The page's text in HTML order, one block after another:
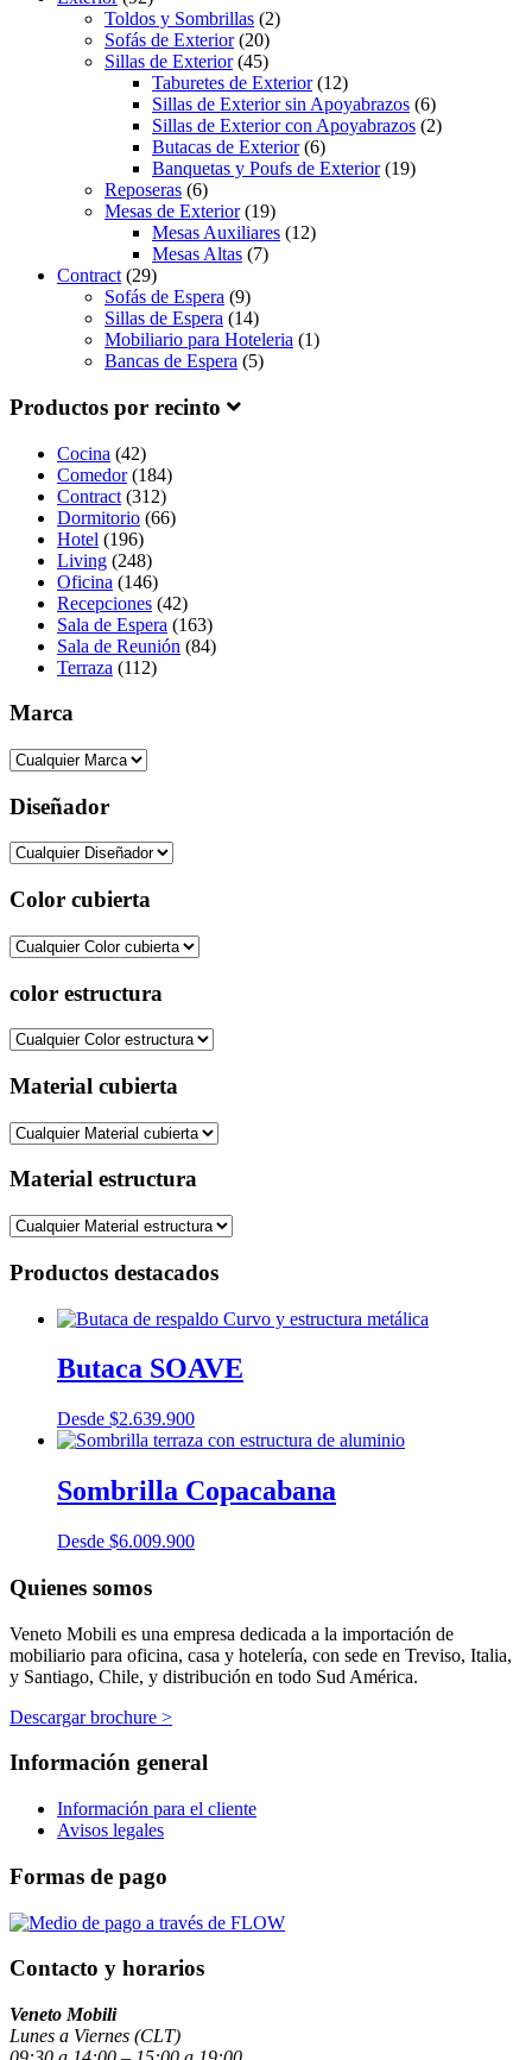
Toldos y Sombrillas (2)
Sofás de Exterior(20)
Sillas de Exterior(45)
Taburetes de Exterior(12)
Sillas de Exterior sin Apoyabrazos (6)
Sillas de Exterior con Apoyabrazos (2)
Butacas de Exterior(6)
Banquetas y Poufs de Exterior(19)
Reposeras (6)
Mesas de Exterior(19)
Mesas Auxiliares (12)
Mesas Altas (7)
Contract (29)
Sofás de Espera (9)
Sillas de Espera (14)
Mobiliario para Hoteleria (1)
Bancas de Espera (5)
Productos por recinto
Cocina (42)
Comedor(184)
Contract (312)
Dormitorio (66)
Hotel (196)
Living (248)
Oficina (146)
Recepciones (42)
Sala de Espera (163)
Sala de Reunión (84)
Terraza (112)
Marca
Diseñador
Color cubierta
color estructura
Material cubierta
Material estructura
Productos destacados
Butaca SOAVE
Desde $2.639.900
Sombrilla Copacabana
Desde $6.009.900
Quienes somos
Veneto Mobili es una empresa dedicada a la importación de
mobiliario para oficina, casa y hotelería, con sede en Treviso, Italia,
y Santiago, Chile, y distribución en todo Sud América.
Descargar brochure >
Información general
Información para el cliente
Avisos legales
Formas de pago
Contacto y horarios
Veneto Mobili
Lunes a Viernes (CLT)